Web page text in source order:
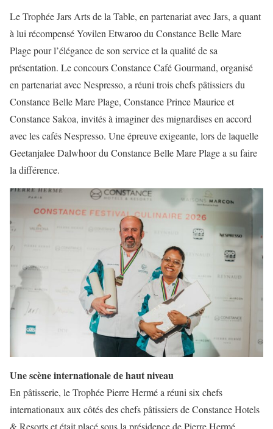
Le Trophée Jars Arts de la Table, en partenariat avec Jars, a quant
à lui récompensé Yovilen Etwaroo du Constance Belle Mare
Plage pour l’élégance de son service et la qualité de sa
présentation. Le concours Constance Café Gourmand, organisé
en partenariat avec Nespresso, a réuni trois chefs pâtissiers du
Constance Belle Mare Plage, Constance Prince Maurice et
Constance Sakoa, invités à imaginer des mignardises en accord
avec les cafés Nespresso. Une épreuve exigeante, lors de laquelle
Geetanjalee Dalwhoor du Constance Belle Mare Plage a su faire
la différence.
Une scène internationale de haut niveau
En pâtisserie, le Trophée Pierre Hermé a réuni six chefs
internationaux aux côtés des chefs pâtissiers de Constance Hotels
& Resorts et était placé sous la présidence de Pierre Hermé,